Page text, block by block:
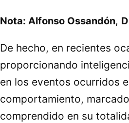
Nota: Alfonso Ossandón,
De hecho, en recientes
proporcionando
en los eventos ocurridos
comportamiento,
comprendido en su